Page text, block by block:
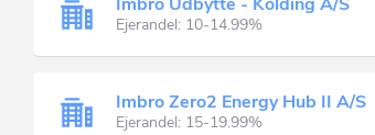
Ejerandel: 10-14.99%
Imbro Zero2 Energy Hub II A/S
Ejerandel: 15-19.99%